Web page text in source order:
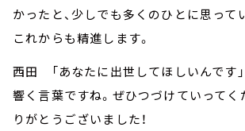
かったと、少しでも多くのひとに思って
これからも精進します。
西田 「あなたに出世してほしいんです」
響く言葉ですね。ぜひつづけていってく
りがとうございました！